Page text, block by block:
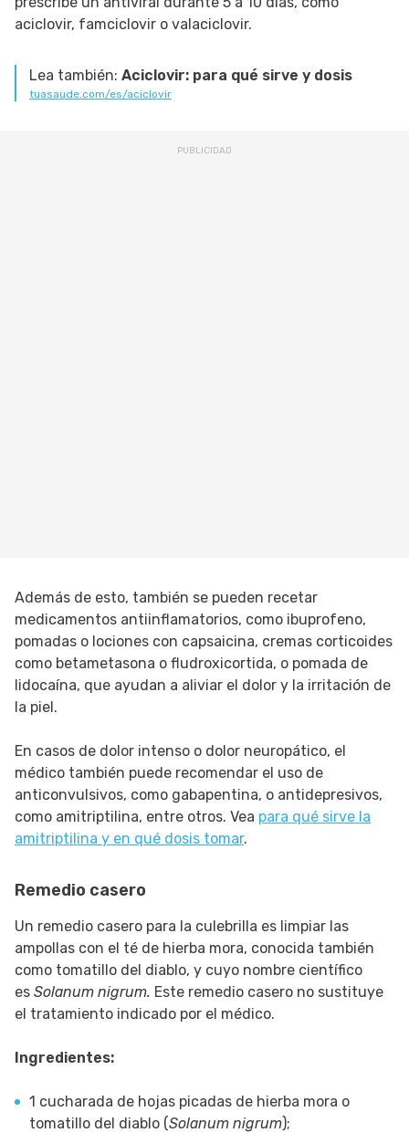
aciclovir, famciclovir o valaciclovir.
Lea también: Aciclovir: para qué sirve y dosis
tuasaude.com/es/aciclovir
Además de esto, también se pueden recetar
medicamentos antiinflamatorios, como ibuprofeno,
pomadas o lociones con capsaicina, cremas corticoides
como betametasona o fludroxicortida, o pomada de
lidocaína, que ayudan a aliviar el dolor y la irritación de
la piel.
En casos de dolor intenso o dolor neuropático, el
médico también puede recomendar el uso de
anticonvulsivos, como gabapentina, o antidepresivos,
como amitriptilina, entre otros. Vea para qué sirve la
amitriptilina y en qué dosis tomar.
Remedio casero
Un remedio casero para la culebrilla es limpiar las
ampollas con el té de hierba mora, conocida también
como tomatillo del diablo, y cuyo nombre científico
es Solanum nigrum. Este remedio casero no sustituye
el tratamiento indicado por el médico.
Ingredientes:
1 cucharada de hojas picadas de hierba mora o
tomatillo del diablo (Solanum nigrum);